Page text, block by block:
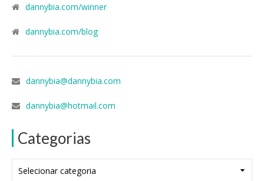
dannybia.com/winner
dannybia.com/blog
dannybia@dannybia.com
dannybia@hotmail.com
Categorias